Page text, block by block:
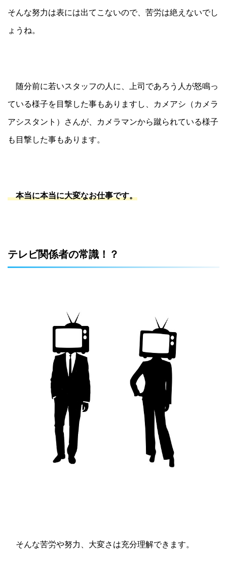
そんな努力は表には出てこないので、苦労は絶えないでし
ょうね。
随分前に若いスタッフの人に、上司であろう人が怒鳴っ
ている様子を目撃した事もありますし、カメアシ（カメラ
アシスタント）さんが、カメラマンから蹴られている様子
も目撃した事もあります。
本当に本当に大変なお仕事です。
テレビ関係者の常識！？
そんな苦労や努力、大変さは充分理解できます。